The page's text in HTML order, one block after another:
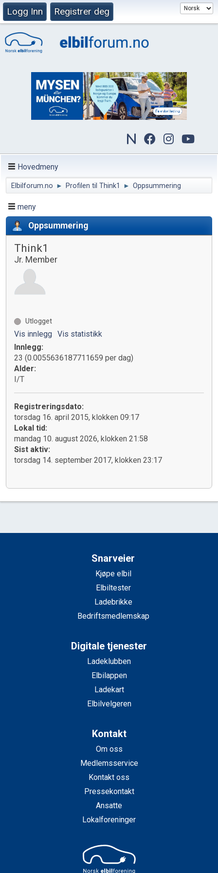
Logg Inn Registrer deg
Hovedmeny
Elbilforum.no ► Profilen til Think1 ► Oppsummering
meny
Oppsummering
Think1
Jr. Member
Utlogget
Vis innlegg Vis statistikk
Innlegg:
23 (0.0055636187711659 per dag)
Alder:
I/T
Registreringsdato:
torsdag 16. april 2015, klokken 09:17
Lokal tid:
mandag 10. august 2026, klokken 21:58
Sist aktiv:
torsdag 14. september 2017, klokken 23:17
Snarveier
Kjøpe elbil
Elbiltester
Ladebrikke
Bedriftsmedlemskap
Digitale tjenester
Ladeklubben
Elbilappen
Ladekart
Elbilvelgeren
Kontakt
Om oss
Medlemsservice
Kontakt oss
Pressekontakt
Ansatte
Lokalforeninger